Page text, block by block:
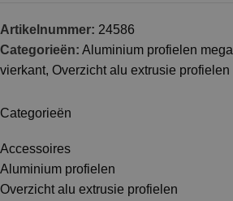
Categorieën
Accessoires
Aluminium profielen
Overzicht alu extrusie profielen
Artikelnummer: 24586
Categorieën: Aluminium profielen mega
vierkant, Overzicht alu extrusie profielen